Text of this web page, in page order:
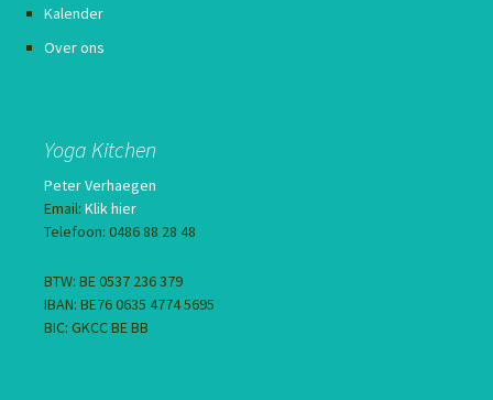
Kalender
Over ons
Yoga Kitchen
Peter Verhaegen
Email: Klik hier
Telefoon: 0486 88 28 48
BTW: BE 0537 236 379
IBAN: BE76 0635 4774 5695
BIC: GKCC BE BB